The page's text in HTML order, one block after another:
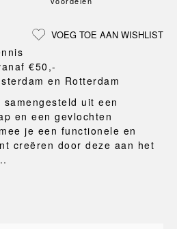
VOEG TOE AAN WISHLIST
€50,-
en Rotterdam
uit een
en een gevlochten
je een functionele en
creëren door deze aan het